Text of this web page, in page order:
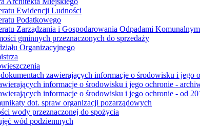
Ewidencji Ludności
Podatkowego
Zarządzania i Gospodarowania Odpadami
gminnych przeznaczonych do sprzedaży
Organizacyjnego
zawierających informacje o środowisku i jego
informacje o środowisku i jego ochronie -
informacje o środowisku i jego ochronie - od
dot. spraw organizacji pozarządowych
wody przeznaczonej do spożycia
wód podziemnych